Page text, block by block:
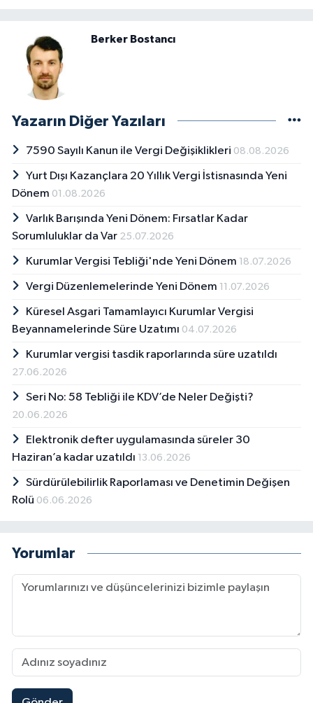
Berker Bostancı
Yazarın Diğer Yazıları
7590 Sayılı Kanun ile Vergi Değişiklikleri 08.08.2026
Yurt Dışı Kazançlara 20 Yıllık Vergi İstisnasında Yeni
Dönem 01.08.2026
Varlık Barışında Yeni Dönem: Fırsatlar Kadar
Sorumluluklar da Var 25.07.2026
Kurumlar Vergisi Tebliği'nde Yeni Dönem 18.07.2026
Vergi Düzenlemelerinde Yeni Dönem 11.07.2026
Küresel Asgari Tamamlayıcı Kurumlar Vergisi
Beyannamelerinde Süre Uzatımı 04.07.2026
Kurumlar vergisi tasdik raporlarında süre uzatıldı
27.06.2026
Seri No: 58 Tebliği ile KDV’de Neler Değişti?
20.06.2026
Elektronik defter uygulamasında süreler 30
Haziran’a kadar uzatıldı 13.06.2026
Sürdürülebilirlik Raporlaması ve Denetimin Değişen
Rolü 06.06.2026
Yorumlar